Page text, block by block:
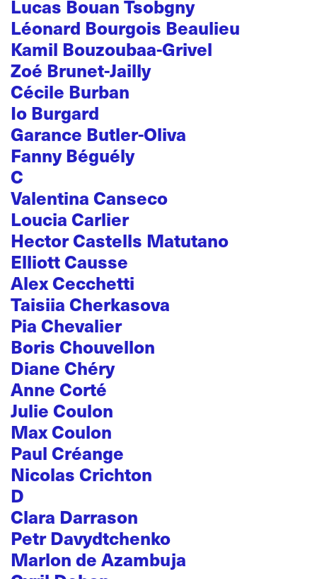
Lucas Bouan Tsobgny
Léonard Bourgois Beaulieu
Kamil Bouzoubaa-Grivel
Zoé Brunet-Jailly
Cécile Burban
Io Burgard
Garance Butler-Oliva
Fanny Béguély
C
Valentina Canseco
Loucia Carlier
Hector Castells Matutano
Elliott Causse
Alex Cecchetti
Taisiia Cherkasova
Pia Chevalier
Boris Chouvellon
Diane Chéry
Anne Corté
Julie Coulon
Max Coulon
Paul Créange
Nicolas Crichton
D
Clara Darrason
Petr Davydtchenko
Marlon de Azambuja